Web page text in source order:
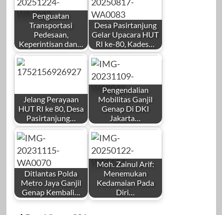
Penguatan
Transportasi
Pedesaan,
Keperintisan dan…
by
Redaksi
Desember 24,
2025
Desa Pasirtanjung
Gelar Upacara HUT
RI ke-80, Kades…
by
Redaksi
Agustus 17, 2025
Jelang Perayaan
HUT RI ke 80, Desa
Pasirtanjung…
by
Redaksi
Juli 10, 2025
Pengendalian
Mobilitas Ganjil
Genap Di DKI
Jakarta…
by
Redaksi
Ditlantas Polda
Metro Jaya Ganjil
Genap Kembali…
by
Moh. Zainul Arif:
Menemukan
Kedamaian Pada
Diri…
by